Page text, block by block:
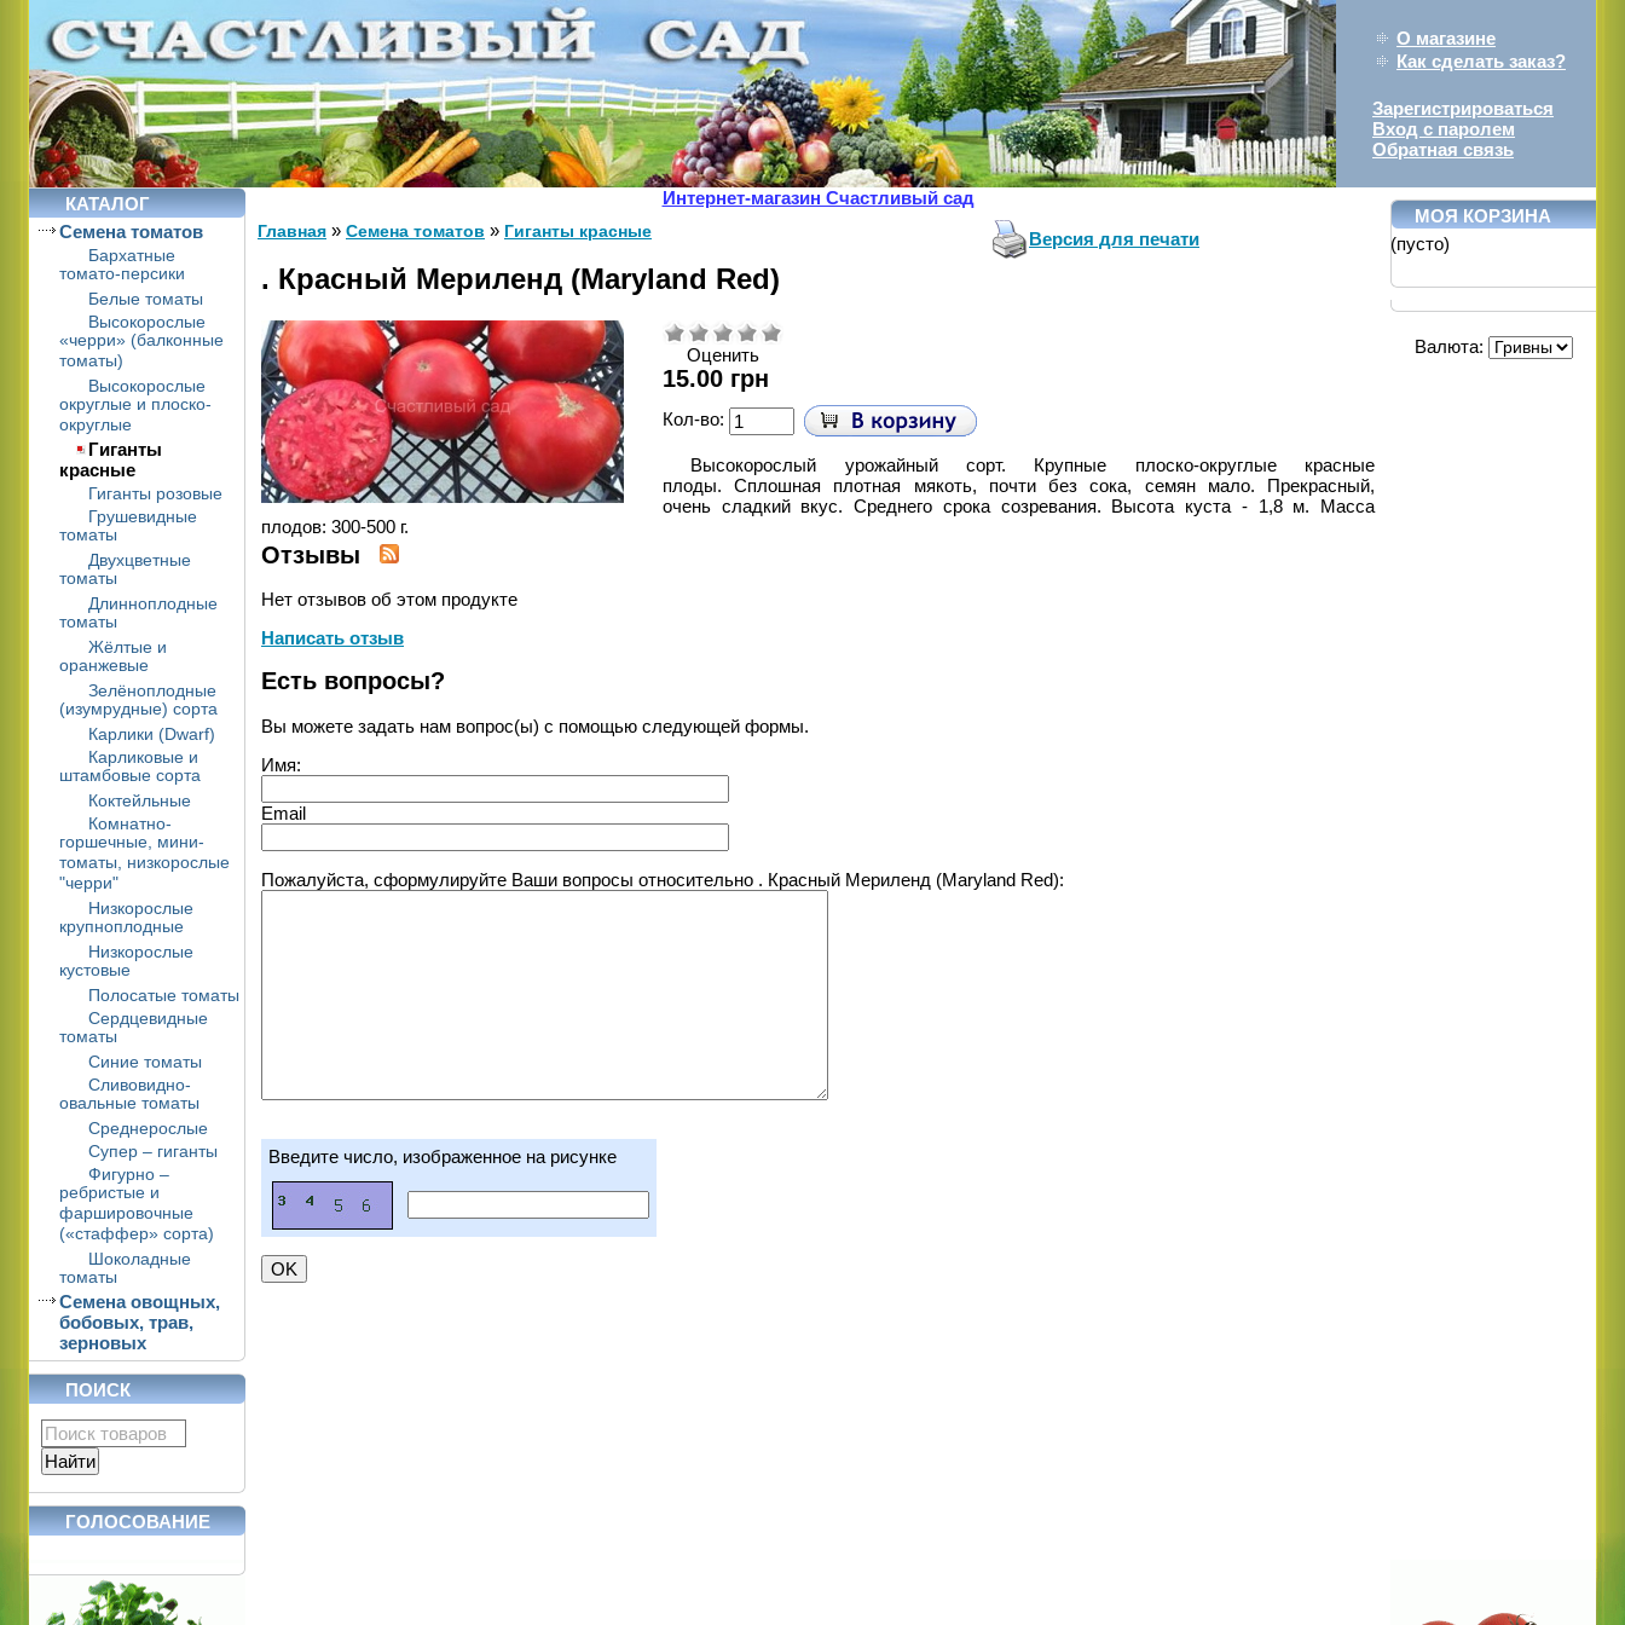
О магазине
Как сделать заказ?
Зарегистрироваться
Вход с паролем
Обратная связь
КАТАЛОГ
Cемена томатов
Бархатные
томато-персики
Белые томаты
Высокорослые
«черри» (балконные
томаты)
Высокорослые
округлые и плоско-
округлые
Гиганты
красные
Гиганты розовые
Грушевидные
томаты
Двухцветные
томаты
Длинноплодные
томаты
Жёлтые и
оранжевые
Зелёноплодные
(изумрудные) сорта
Карлики (Dwarf)
Карликовые и
штамбовые сорта
Коктейльные
Комнатно-
горшечные, мини-
томаты, низкорослые
"черри"
Низкорослые
крупноплодные
Низкорослые
кустовые
Полосатые томаты
Сердцевидные
томаты
Синие томаты
Сливовидно-
овальные томаты
Среднерослые
Супер – гиганты
Фигурно –
ребристые и
фаршировочные
(«стаффер» сорта)
Шоколадные
томаты
Семена овощных,
бобовых, трав,
зерновых
ПОИСК
ГОЛОСОВАНИЕ
Интернет-магазин Счастливый сад
Главная » Cемена томатов » Гиганты красные Версия для печати
. Красный Мериленд (Maryland Red)
Оценить
15.00 грн
Кол-во:
Высокорослый урожайный сорт. Крупные плоско-округлые красные
плоды. Сплошная плотная мякоть, почти без сока, семян мало. Прекрасный,
очень сладкий вкус. Среднего срока созревания. Высота куста - 1,8 м. Масса
плодов: 300-500 г.
Отзывы
Нет отзывов об этом продукте
Написать отзыв
Есть вопросы?
Вы можете задать нам вопрос(ы) с помощью следующей формы.
Имя:
Email
Пожалуйста, сформулируйте Ваши вопросы относительно . Красный Мериленд (Maryland Red):
Введите число, изображенное на рисунке
МОЯ КОРЗИНА
(пусто)
Валюта: